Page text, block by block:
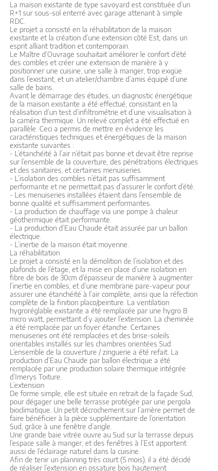
La maison existante de type savoyard est constituée d’un
R+1 sur sous-sol enterré avec garage attenant à simple
RDC.
Le projet a consisté en la réhabilitation de la maison
existante et la création d’une extension côté Est, dans un
esprit alliant tradition et contemporain.
Le Maître d’Ouvrage souhaitait améliorer le confort d’été
des combles et créer une extension de manière à y
positionner une cuisine, une salle à manger, trop exigüe
dans l’existant, et un atelier/chambre d’amis équipé d’une
salle de bains.
Avant le démarrage des études, un diagnostic énergétique
de la maison existante a été effectué, consistant en la
réalisation d’un test d’infiltrométrie et d’une visualisation à
la caméra thermique. Un relevé complet a été effectué en
parallèle. Ceci a permis de mettre en évidence les
caractéristiques techniques et énergétiques de la maison
existante suivantes :
- L’étanchéité à l’air n’était pas bonne et devait être reprise
sur l’ensemble de la couverture, des pénétrations électriques
et des sanitaires, et certaines menuiseries.
- L’isolation des combles n’était pas suffisamment
performante et ne permettait pas d’assurer le confort d’été.
- Les menuiseries installées étaient dans l’ensemble de
bonne qualité et suffisamment performantes.
- La production de chauffage via une pompe à chaleur
géothermique était performante.
- La production d’Eau Chaude était assurée par un ballon
électrique.
- L’inertie de la maison était moyenne.
La réhabilitation
Le projet a consisté en la démolition de l’isolation et des
plafonds de l’étage, et la mise en place d’une isolation en
fibre de bois de 30cm d’épaisseur de manière à augmenter
l’inertie en combles, et d’une membrane pare-vapeur pour
assurer une étanchéité à l’air complète, ainsi que la réfection
complète de la finition placo/peinture. La ventilation
hygroréglable existante a été remplacée par une hygro B
micro watt, permettant d’y ajouter l’extension. La cheminée
a été remplacée par un foyer étanche. Certaines
menuiseries ont été remplacées et des brise-soleils
orientables installés sur les chambres orientées Sud.
L’ensemble de la couverture / zinguerie a été refait. La
production d’Eau Chaude par ballon électrique a été
remplacée par une production solaire thermique intégrée
d’Imerys Toiture.
L’extension
De forme simple, elle est située en retrait de la façade Sud,
pour dégager une belle terrasse protégée par une pergola
bioclimatique. Un petit décrochement sur l’arrière permet de
faire bénéficier à la pièce supplémentaire de l’orientation
Sud, grâce à une fenêtre d’angle.
Une grande baie vitrée ouvre au Sud sur la terrasse depuis
l’espace salle à manger, et des fenêtres à l’Est apportent
aussi de l’éclairage naturel dans la cuisine.
Afin de tenir un planning très court (5 mois), il a été décidé
de réaliser l’extension en ossature bois hautement